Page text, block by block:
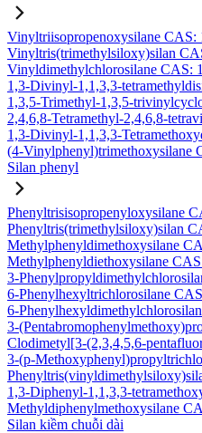
Vinyltriisopropenoxysilane CAS:
Vinyltris(trimethylsiloxy)silan
Vinyldimethylchlorosilane CAS:
1,3-Divinyl-1,1,3,3-
1,3,5-Trimethyl-1,3,5-
2,4,6,8-Tetramethyl-2,4,6,8-
1,3-Divinyl-1,1,3,3-
(4-Vinylphenyl)trimethoxysilane
Silan phenyl
Phenyltrisisopropenyloxysilane
Phenyltris(trimethylsiloxy)silan
Methylphenyldimethoxysilane
Methylphenyldiethoxysilane
3-
6-Phenylhexyltrichlorosilane
6-
3-
Clodimetyl[3-(2,3,4,5,6-
3-(p-
1,3-Diphenyl-1,1,3,3-
Methyldiphenylmethoxysilane
Silan kiềm chuỗi dài